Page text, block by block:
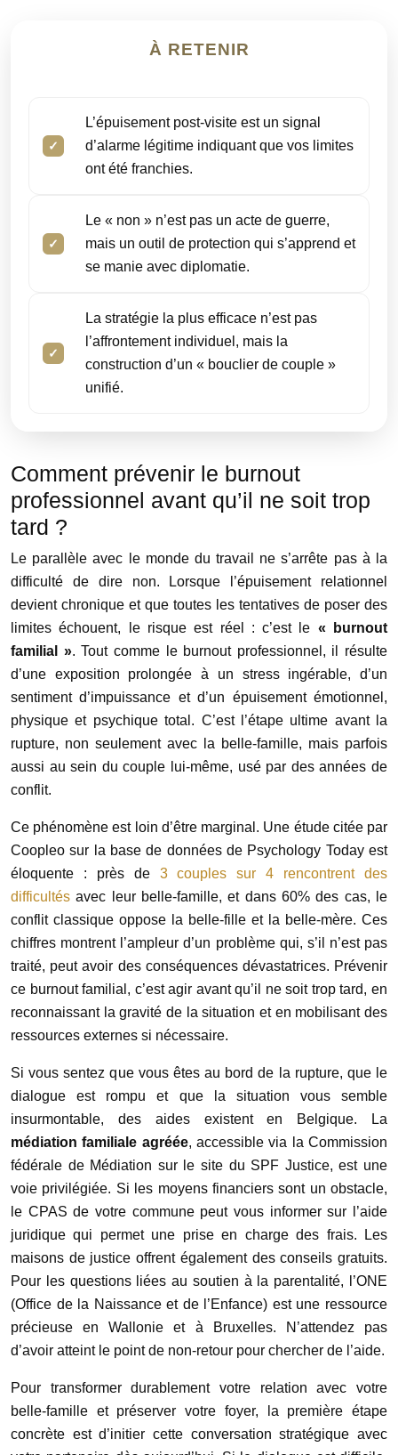
À RETENIR
L’épuisement post-visite est un signal
d’alarme légitime indiquant que vos limites
ont été franchies.
Le « non » n’est pas un acte de guerre,
mais un outil de protection qui s’apprend et
se manie avec diplomatie.
La stratégie la plus efficace n’est pas
l’affrontement individuel, mais la
construction d’un « bouclier de couple »
unifié.
Comment prévenir le burnout
professionnel avant qu’il ne soit trop
tard ?
Le parallèle avec le monde du travail ne s’arrête pas à la
difficulté de dire non. Lorsque l’épuisement relationnel
devient chronique et que toutes les tentatives de poser des
limites échouent, le risque est réel : c’est le « burnout
familial ». Tout comme le burnout professionnel, il résulte
d’une exposition prolongée à un stress ingérable, d’un
sentiment d’impuissance et d’un épuisement émotionnel,
physique et psychique total. C’est l’étape ultime avant la
rupture, non seulement avec la belle-famille, mais parfois
aussi au sein du couple lui-même, usé par des années de
conflit.
Ce phénomène est loin d’être marginal. Une étude citée par
Coopleo sur la base de données de Psychology Today est
éloquente : près de 3 couples sur 4 rencontrent des
difficultés avec leur belle-famille, et dans 60% des cas, le
conflit classique oppose la belle-fille et la belle-mère. Ces
chiffres montrent l’ampleur d’un problème qui, s’il n’est pas
traité, peut avoir des conséquences dévastatrices. Prévenir
ce burnout familial, c’est agir avant qu’il ne soit trop tard, en
reconnaissant la gravité de la situation et en mobilisant des
ressources externes si nécessaire.
Si vous sentez que vous êtes au bord de la rupture, que le
dialogue est rompu et que la situation vous semble
insurmontable, des aides existent en Belgique. La
médiation familiale agréée, accessible via la Commission
fédérale de Médiation sur le site du SPF Justice, est une
voie privilégiée. Si les moyens financiers sont un obstacle,
le CPAS de votre commune peut vous informer sur l’aide
juridique qui permet une prise en charge des frais. Les
maisons de justice offrent également des conseils gratuits.
Pour les questions liées au soutien à la parentalité, l’ONE
(Office de la Naissance et de l’Enfance) est une ressource
précieuse en Wallonie et à Bruxelles. N’attendez pas
d’avoir atteint le point de non-retour pour chercher de l’aide.
Pour transformer durablement votre relation avec votre
belle-famille et préserver votre foyer, la première étape
concrète est d’initier cette conversation stratégique avec